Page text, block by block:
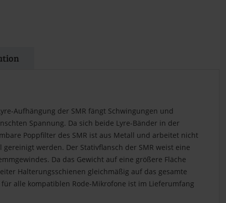
Aufhängung der SMR fängt Schwingungen und
Spannung. Da sich beide Lyre-Bänder in der
Poppfilter des SMR ist aus Metall und arbeitet nicht
werden. Der Stativflansch der SMR weist eine
Da das Gewicht auf eine größere Fläche
Halterungsschienen gleichmäßig auf das gesamte
alle kompatiblen Rode-Mikrofone ist im Lieferumfang